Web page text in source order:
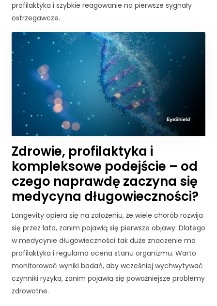
profilaktyka i szybkie reagowanie na pierwsze sygnały
ostrzegawcze.
Zdrowie, profilaktyka i
kompleksowe podejście – od
czego naprawdę zaczyna się
medycyna długowieczności?
Longevity opiera się na założeniu, że wiele chorób rozwija
się przez lata, zanim pojawią się pierwsze objawy. Dlatego
w medycynie długowieczności tak duże znaczenie ma
profilaktyka i regularna ocena stanu organizmu. Warto
monitorować wyniki badań, aby wcześniej wychwytywać
czynniki ryzyka, zanim pojawią się poważniejsze problemy
zdrowotne.